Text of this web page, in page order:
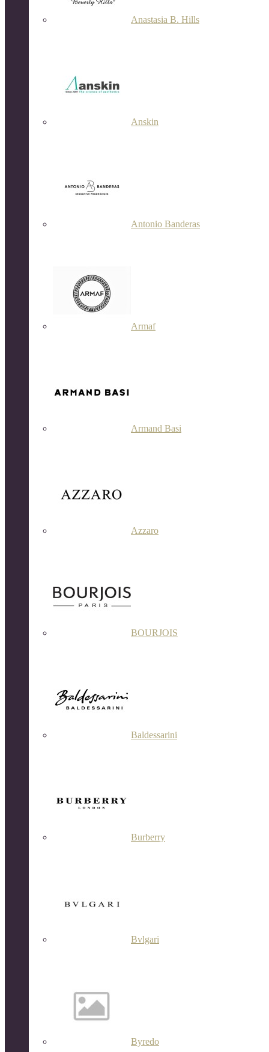
Anastasia B. Hills
Anskin
Antonio Banderas
Armaf
Armand Basi
Azzaro
BOURJOIS
Baldessarini
Burberry
Bvlgari
Byredo